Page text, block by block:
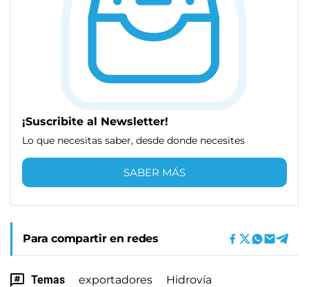
¡Suscribite al Newsletter!
Lo que necesitas saber, desde donde necesites
SABER MÁS
Para compartir en redes
Temas exportadores Hidrovía